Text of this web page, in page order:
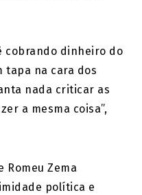
cobrando dinheiro do
tapa na cara dos
nada criticar as
a mesma coisa”,
Romeu Zema
política e